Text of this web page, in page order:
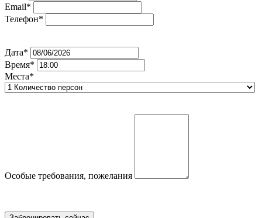
Email*
Телефон*
Дата*
Время*
Места*
Особые требования, пожелания